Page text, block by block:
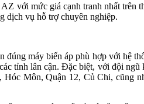
với mức giá cạnh tranh nhất
dịch vụ hỗ trợ chuyên nghiệp.
máy biến áp phù hợp với hệ
tỉnh lân cận. Đặc biệt, với đội
Môn, Quận 12, Củ Chi, cũng